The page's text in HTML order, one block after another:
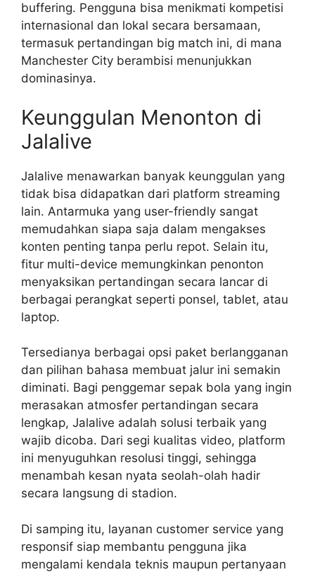
buffering. Pengguna bisa menikmati kompetisi
internasional dan lokal secara bersamaan,
termasuk pertandingan big match ini, di mana
Manchester City berambisi menunjukkan
dominasinya.
Keunggulan Menonton di
Jalalive
Jalalive menawarkan banyak keunggulan yang
tidak bisa didapatkan dari platform streaming
lain. Antarmuka yang user-friendly sangat
memudahkan siapa saja dalam mengakses
konten penting tanpa perlu repot. Selain itu,
fitur multi-device memungkinkan penonton
menyaksikan pertandingan secara lancar di
berbagai perangkat seperti ponsel, tablet, atau
laptop.
Tersedianya berbagai opsi paket berlangganan
dan pilihan bahasa membuat jalur ini semakin
diminati. Bagi penggemar sepak bola yang ingin
merasakan atmosfer pertandingan secara
lengkap, Jalalive adalah solusi terbaik yang
wajib dicoba. Dari segi kualitas video, platform
ini menyuguhkan resolusi tinggi, sehingga
menambah kesan nyata seolah-olah hadir
secara langsung di stadion.
Di samping itu, layanan customer service yang
responsif siap membantu pengguna jika
mengalami kendala teknis maupun pertanyaan